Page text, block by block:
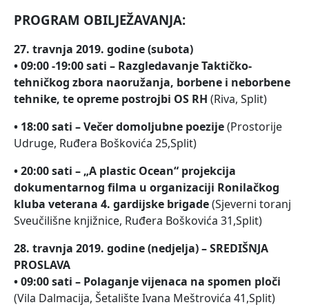
PROGRAM OBILJEŽAVANJA:
27. travnja 2019. godine (subota)
• 09:00 -19:00 sati – Razgledavanje Taktičko-
tehničkog zbora naoružanja, borbene i neborbene
tehnike, te opreme postrojbi OS RH (Riva, Split)
• 18:00 sati – Večer domoljubne poezije(Prostorije
Udruge, Ruđera Boškovića 25,Split)
• 20:00 sati – „A plastic Ocean“ projekcija
dokumentarnog filma u organizaciji Ronilačkog
kluba veterana 4. gardijske brigade(Sjeverni toranj
Sveučilišne knjižnice, Ruđera Boškovića 31,Split)
28. travnja 2019. godine (nedjelja) – SREDIŠNJA
PROSLAVA
• 09:00 sati – Polaganje vijenaca na spomen ploči
(Vila Dalmacija, Šetalište Ivana Meštrovića 41,Split)